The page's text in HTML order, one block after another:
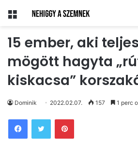
Menü
15 ember, aki
mögött hagyta
kiskacsa”
Dominik 2022.02.07. 157 1 perc
Pinterest